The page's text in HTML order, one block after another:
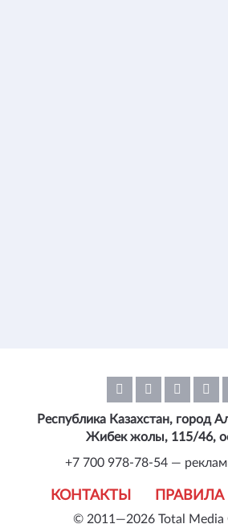
© 2011—2026 Total Media
КОНТАКТЫ ПРАВИЛА
Республика Казахстан, город
Жибек жолы, 115/46,
+7 700 978-78-54 —